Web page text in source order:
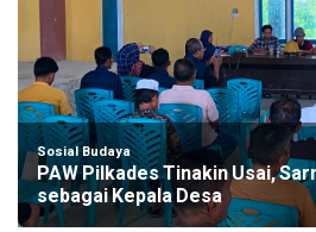
Sosial Budaya
PAW Pilkades Tinakin Usai,
sebagai Kepala Desa